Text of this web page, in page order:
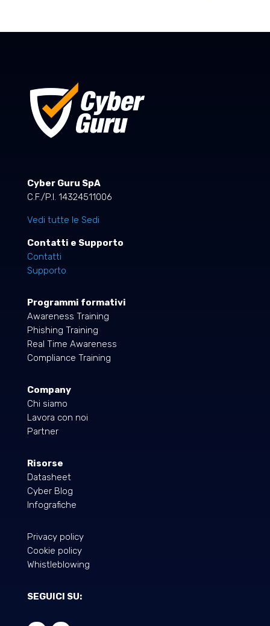
Cyber Guru SpA
C.F./P.I. 14324511006
Vedi tutte le Sedi
Contatti e Supporto
Contatti
Supporto
Programmi formativi
Awareness Training
Phishing Training
Real Time Awareness
Compliance Training
Company
Chi siamo
Lavora con noi
Partner
Risorse
Datasheet
Cyber Blog
Infografiche
Privacy policy
Cookie policy
Whistleblowing
SEGUICI SU: